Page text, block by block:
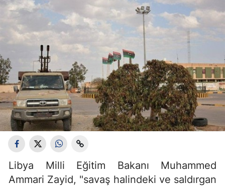
Libya Milli Eğitim Bakanı Muhammed
Ammari Zayid, "savaş halindeki ve saldırgan